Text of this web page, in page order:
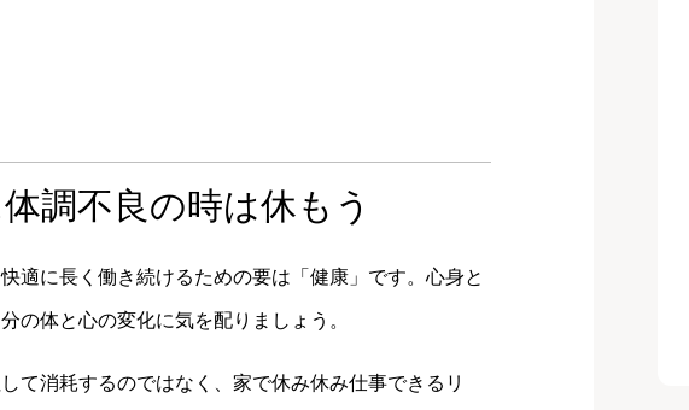
調不良の時は休もう
適に長く働き続けるための要は「健康」です。心身と
の体と心の変化に気を配りましょう。
て消耗するのではなく、家で休み休み仕事できるリ